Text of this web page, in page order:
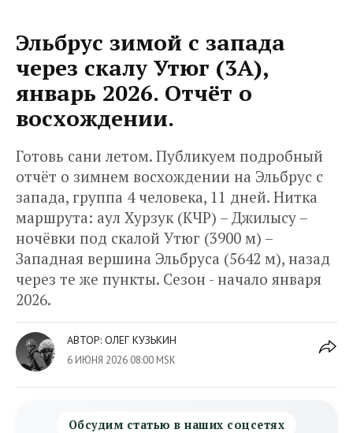
Эльбрус зимой с запада
через скалу Утюг (3А),
январь 2026. Отчёт о
восхождении.
Готовь сани летом. Публикуем подробный
отчёт о зимнем восхождении на Эльбрус с
запада, группа 4 человека, 11 дней. Нитка
маршрута: аул Хурзук (КЧР) – Джилысу –
ночёвки под скалой Утюг (3900 м) –
Западная вершина Эльбруса (5642 м), назад
через те же пункты. Сезон - начало января
2026.
АВТОР: ОЛЕГ КУЗЬКИН
6 ИЮНЯ 2026 08:00 MSK
Обсудим статью в наших соцсетях